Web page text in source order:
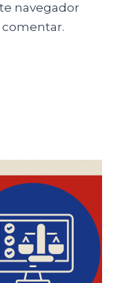
navegador
comentar.